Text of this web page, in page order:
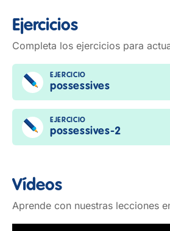
Ejercicios
Completa los ejercicios para
EJERCICIO
possessives
EJERCICIO
possessives-2
Vídeos
Aprende con nuestras lecciones